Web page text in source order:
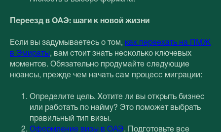
Переезд в ОАЭ: шаги к новой жизни
Если вы задумываетесь о том, как переехать на ПМЖ
в Эмираты , вам стоит знать несколько ключевых
моментов. Обязательно продумайте следующие
нюансы, прежде чем начать сам процесс миграции:
Определите цель. Хотите ли вы открыть бизнес
или работать по найму? Это поможет выбрать
правильный тип визы.
Оформление визы в ОАЭ. Подготовьте все